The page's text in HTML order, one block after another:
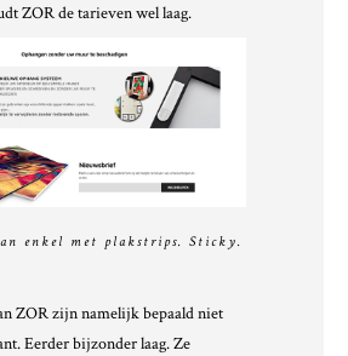
ZOR de tarieven wel laag.
enkel met plakstrips. Sticky.
ZOR zijn namelijk bepaald niet
Eerder bijzonder laag. Ze